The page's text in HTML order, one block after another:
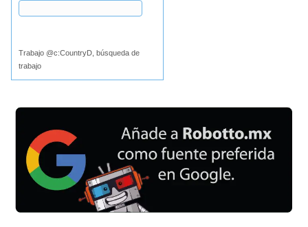
Trabajo @c:CountryD, búsqueda de
trabajo